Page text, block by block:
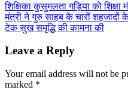
शिक्षिका कुसुमलता गड़िया को शिक्षा
मंत्री ने गुरु साहब के चारों शहजादों के
टेक सुख समृद्धि की कामना की
Leave a Reply
Your email address will not be
marked *